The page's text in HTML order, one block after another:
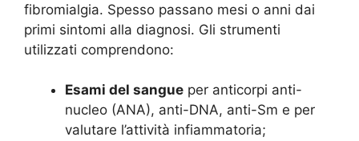
fibromialgia. Spesso passano mesi o anni dai
primi sintomi alla diagnosi. Gli strumenti
utilizzati comprendono:
Esami del sangue per anticorpi anti-
nucleo (ANA), anti-DNA, anti-Sm e per
valutare l’attività infiammatoria;